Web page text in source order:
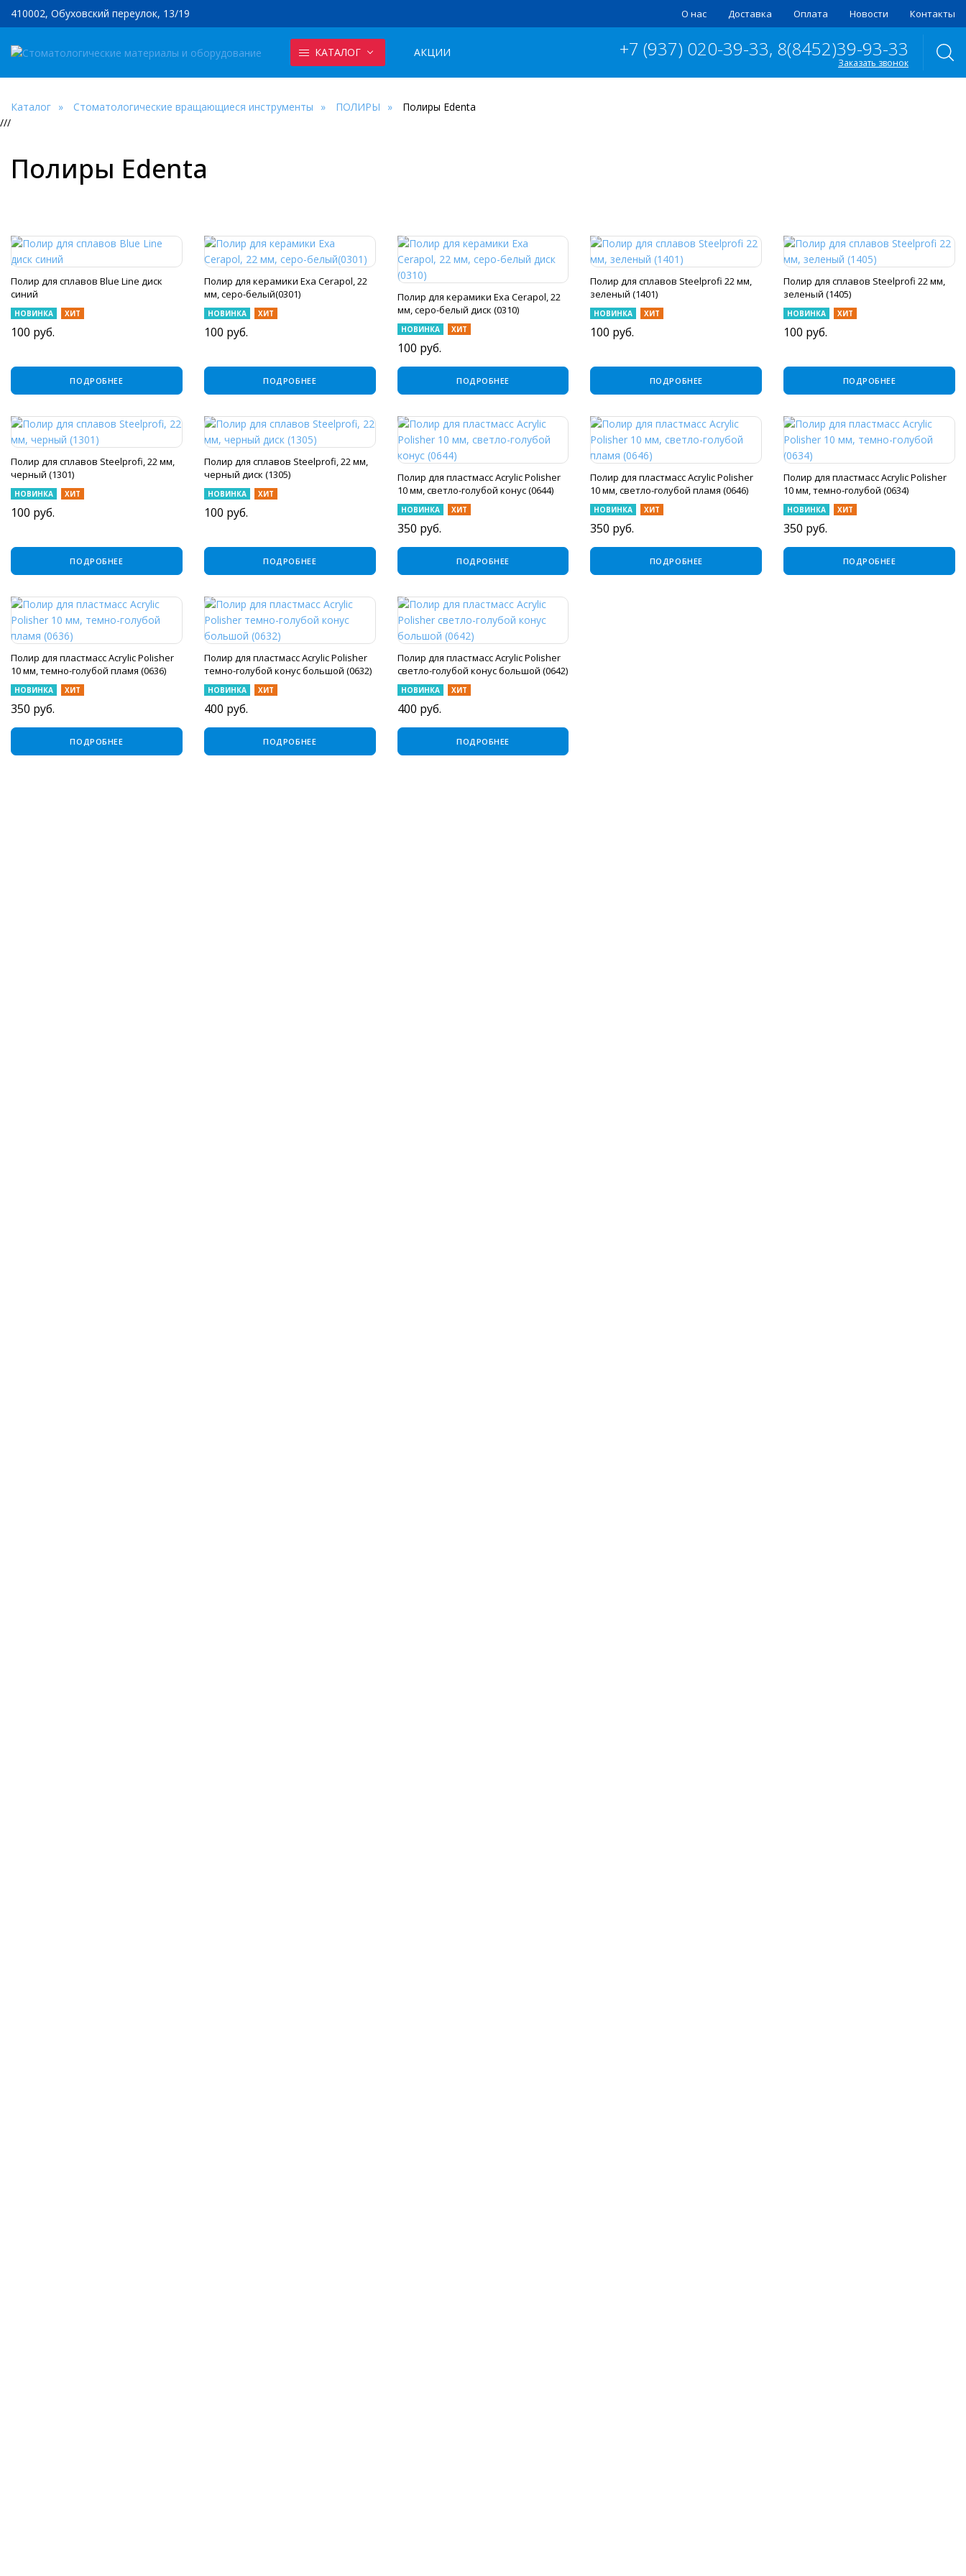
410002, Обуховский переулок, 13/19 О нас Доставка Оплата Новости Контакты
КАТАЛОГ АКЦИИ +7 (937) 020-39-33, 8(8452)39-93-33
Заказать звонок
Каталог Стоматологические вращающиеся инструменты ПОЛИРЫ
Полиры Edenta
///
Полиры Edenta
Полир для сплавов Blue Line диск
синий
НОВИНКА ХИТ
100 руб.
ПОДРОБНЕЕ
Полир для керамики Exa Cerapol, 22
мм, серо-белый(0301)
НОВИНКА ХИТ
100 руб.
ПОДРОБНЕЕ
Полир для керамики Exa Cerapol, 22
мм, серо-белый диск (0310)
НОВИНКА ХИТ
100 руб.
ПОДРОБНЕЕ
Полир для сплавов Steelprofi 22 мм,
зеленый (1401)
НОВИНКА ХИТ
100 руб.
ПОДРОБНЕЕ
Полир для сплавов Steelprofi 22 мм,
зеленый (1405)
НОВИНКА ХИТ
100 руб.
ПОДРОБНЕЕ
Полир для сплавов Steelprofi, 22 мм,
черный (1301)
НОВИНКА ХИТ
100 руб.
ПОДРОБНЕЕ
Полир для сплавов Steelprofi, 22 мм,
черный диск (1305)
НОВИНКА ХИТ
100 руб.
ПОДРОБНЕЕ
Полир для пластмасс Acrylic Polisher
10 мм, светло-голубой конус (0644)
НОВИНКА ХИТ
350 руб.
ПОДРОБНЕЕ
Полир для пластмасс Acrylic Polisher
10 мм, светло-голубой пламя (0646)
НОВИНКА ХИТ
350 руб.
ПОДРОБНЕЕ
Полир для пластмасс Acrylic Polisher
10 мм, темно-голубой (0634)
НОВИНКА ХИТ
350 руб.
ПОДРОБНЕЕ
Полир для пластмасс Acrylic Polisher
10 мм, темно-голубой пламя (0636)
НОВИНКА ХИТ
350 руб.
ПОДРОБНЕЕ
Полир для пластмасс Acrylic Polisher
темно-голубой конус большой (0632)
НОВИНКА ХИТ
400 руб.
ПОДРОБНЕЕ
Полир для пластмасс Acrylic Polisher
светло-голубой конус большой (0642)
НОВИНКА ХИТ
400 руб.
ПОДРОБНЕЕ